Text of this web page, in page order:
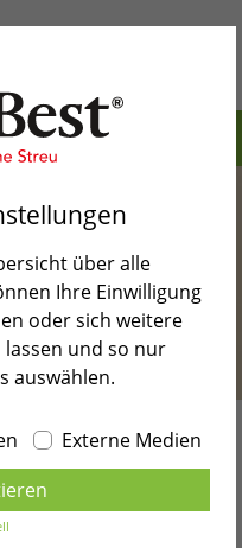
wann und
am besten
wenn Du Deine
über alle
Ihre Einwilligung
oder sich weitere
und so nur
auswählen.
Externe Medien